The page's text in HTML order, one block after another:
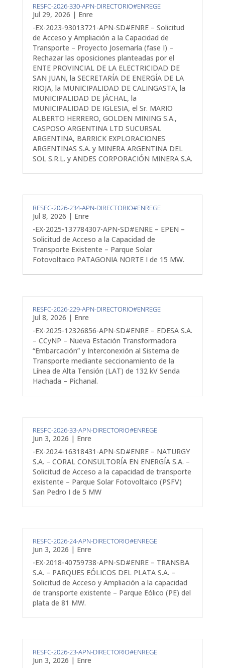
RESFC-2026-330-APN-DIRECTORIO#ENREGE
Jul 29, 2026 | Enre
-EX-2023-93013721-APN-SD#ENRE – Solicitud
de Acceso y Ampliación a la Capacidad de
Transporte – Proyecto Josemaría (fase I) –
Rechazar las oposiciones planteadas por el
ENTE PROVINCIAL DE LA ELECTRICIDAD DE
SAN JUAN, la SECRETARÍA DE ENERGÍA DE LA
RIOJA, la MUNICIPALIDAD DE CALINGASTA, la
MUNICIPALIDAD DE JÁCHAL, la
MUNICIPALIDAD DE IGLESIA, el Sr. MARIO
ALBERTO HERRERO, GOLDEN MINING S.A.,
CASPOSO ARGENTINA LTD SUCURSAL
ARGENTINA, BARRICK EXPLORACIONES
ARGENTINAS S.A. y MINERA ARGENTINA DEL
SOL S.R.L. y ANDES CORPORACIÓN MINERA S.A.
RESFC-2026-234-APN-DIRECTORIO#ENREGE
Jul 8, 2026 | Enre
-EX-2025-137784307-APN-SD#ENRE – EPEN –
Solicitud de Acceso a la Capacidad de
Transporte Existente – Parque Solar
Fotovoltaico PATAGONIA NORTE I de 15 MW.
RESFC-2026-229-APN-DIRECTORIO#ENREGE
Jul 8, 2026 | Enre
-EX-2025-12326856-APN-SD#ENRE – EDESA S.A.
– CCyNP – Nueva Estación Transformadora
“Embarcación” y Interconexión al Sistema de
Transporte mediante seccionamiento de la
Línea de Alta Tensión (LAT) de 132 kV Senda
Hachada – Pichanal.
RESFC-2026-33-APN-DIRECTORIO#ENREGE
Jun 3, 2026 | Enre
-EX-2024-16318431-APN-SD#ENRE – NATURGY
S.A. – CORAL CONSULTORÍA EN ENERGÍA S.A. –
Solicitud de Acceso a la capacidad de transporte
existente – Parque Solar Fotovoltaico (PSFV)
San Pedro I de 5 MW
RESFC-2026-24-APN-DIRECTORIO#ENREGE
Jun 3, 2026 | Enre
-EX-2018-40759738-APN-SD#ENRE – TRANSBA
S.A. – PARQUES EÓLICOS DEL PLATA S.A. –
Solicitud de Acceso y Ampliación a la capacidad
de transporte existente – Parque Eólico (PE) del
plata de 81 MW.
RESFC-2026-23-APN-DIRECTORIO#ENREGE
Jun 3, 2026 | Enre